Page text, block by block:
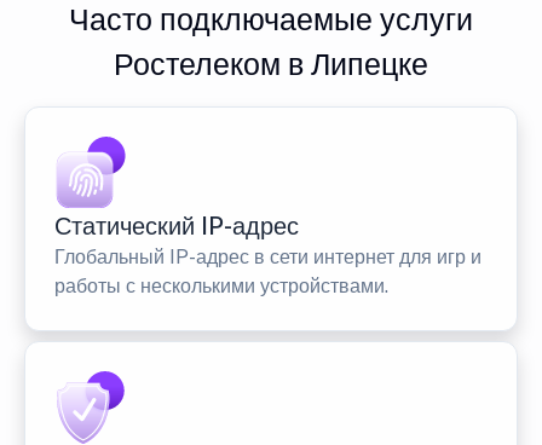
Часто подключаемые услуги
Ростелеком в Липецке
Статический IP-адрес
Глобальный IP-адрес в сети интернет для игр и
работы с несколькими устройствами.